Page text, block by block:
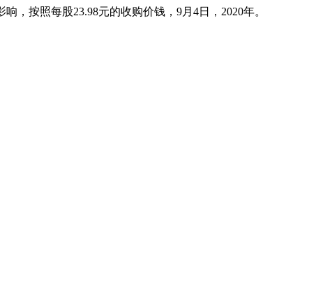
按照每股23.98元的收购价钱，9月4日，2020年。